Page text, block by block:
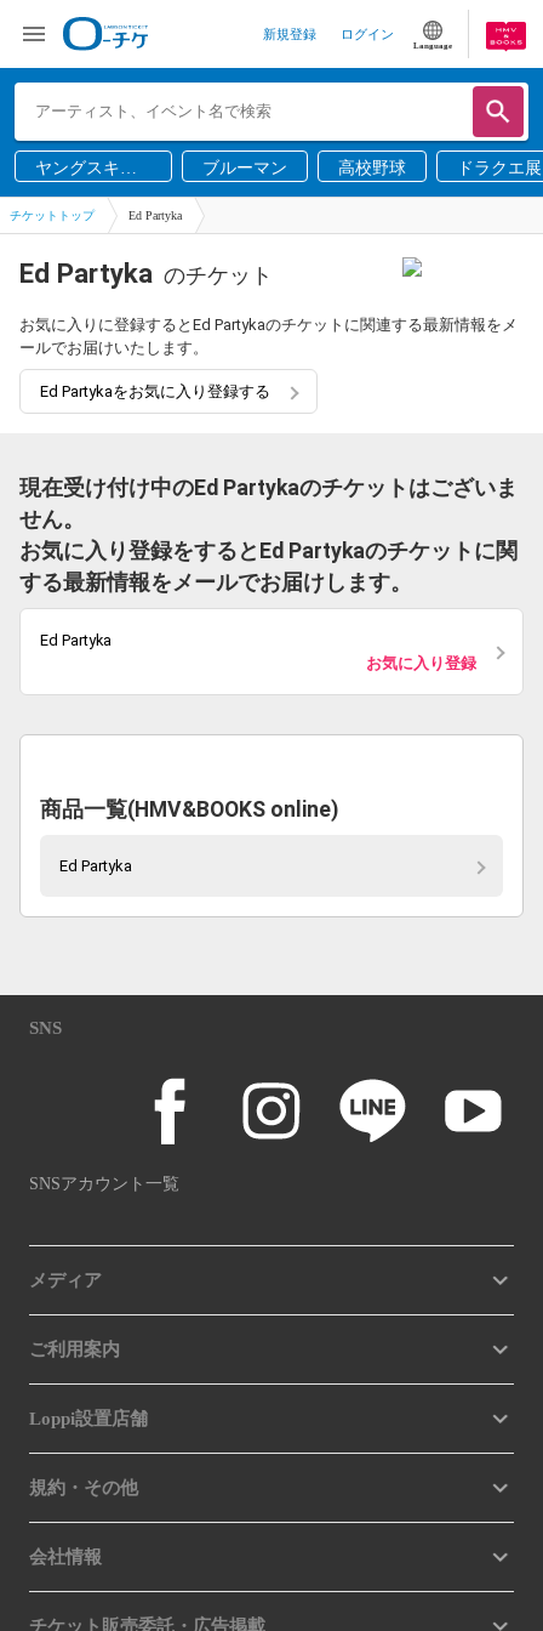
新規登録 ログイン
Language
ヤングスキニ
ー
ブルーマン 高校野球 ドラクエ展
チケットトップ Ed Partyka
Ed Partyka のチケット
お気に入りに登録するとEd Partykaのチケットに関連する最新情報をメ
ールでお届けいたします。
Ed Partykaをお気に入り登録する
現在受け付け中のEd Partykaのチケットはございま
せん。
お気に入り登録をするとEd Partykaのチケットに関
する最新情報をメールでお届けします。
Ed Partyka
お気に入り登録
商品一覧(HMV&BOOKS online)
Ed Partyka
SNS
SNSアカウント一覧
メディア
ご利用案内
Loppi設置店舗
規約・その他
会社情報
チケット販売委託・広告掲載